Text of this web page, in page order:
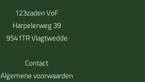
123zaden VoF
Harpelerweg 39
9541TR Vlagtwedde
Contact
Algemene voorwaarden